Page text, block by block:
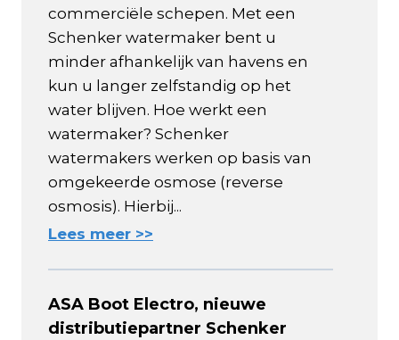
commerciële schepen. Met een
Schenker watermaker bent u
minder afhankelijk van havens en
kun u langer zelfstandig op het
water blijven. Hoe werkt een
watermaker? Schenker
watermakers werken op basis van
omgekeerde osmose (reverse
osmosis). Hierbij...
Lees meer >>
ASA Boot Electro, nieuwe
distributiepartner Schenker